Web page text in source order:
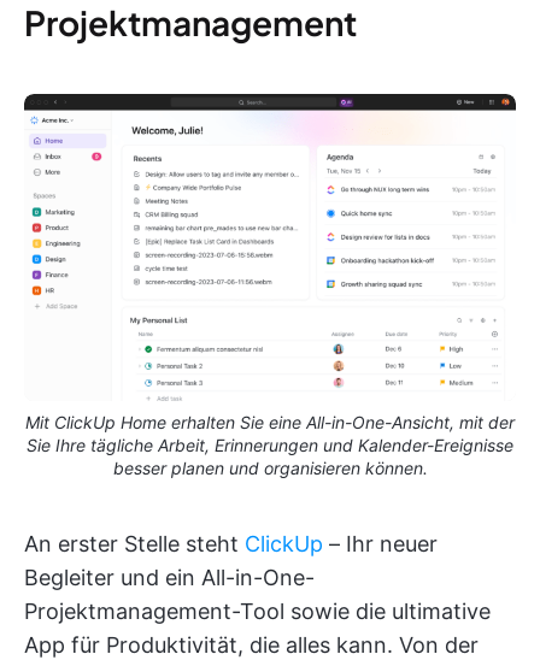
Projektmanagement
Mit ClickUp Home erhalten Sie eine All-in-One-Ansicht, mit der
Sie Ihre tägliche Arbeit, Erinnerungen und Kalender-Ereignisse
besser planen und organisieren können.
An erster Stelle steht ClickUp – Ihr neuer
Begleiter und ein All-in-One-
Projektmanagement-Tool sowie die ultimative
App für Produktivität, die alles kann. Von der